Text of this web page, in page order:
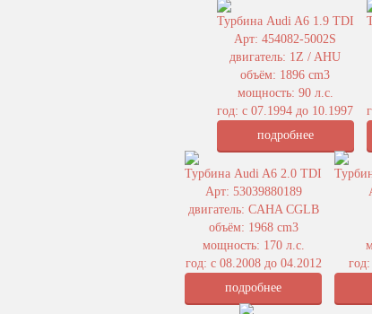
Турбина Audi A6 1.9 TDI
Арт: 454082-5002S
двигатель: 1Z / AHU
объём: 1896 cm3
мощность: 90 л.с.
год: с 07.1994 до 10.1997
подробнее
Турбина Audi A6 2.0 TDI
Арт: 53039880189
двигатель: CAHA CGLB
объём: 1968 cm3
мощность: 170 л.с.
год: с 08.2008 до 04.2012
подробнее